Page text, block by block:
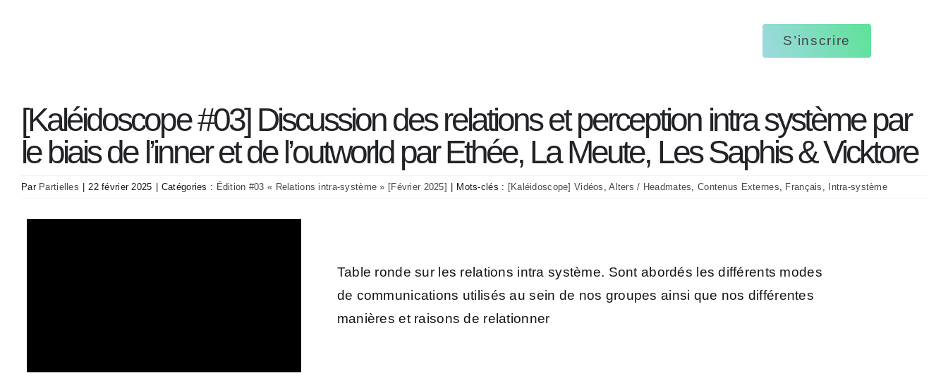
S’inscrire
[Kaléidoscope #03] Discussion des relations et perception intra système par
le biais de l’inner et de l’outworld par Ethée, La Meute, Les Saphis & Vicktore
Par Partielles | 22 février 2025 | Catégories : Édition #03 « Relations intra-système » [Février 2025] | Mots-clés : [Kaléidoscope] Vidéos ,Alters / Headmates Contenus Externes Français Intra-système
Table ronde sur les relations intra système. Sont abordés les différents modes
de communications utilisés au sein de nos groupes ainsi que nos différentes
manières et raisons de relationner